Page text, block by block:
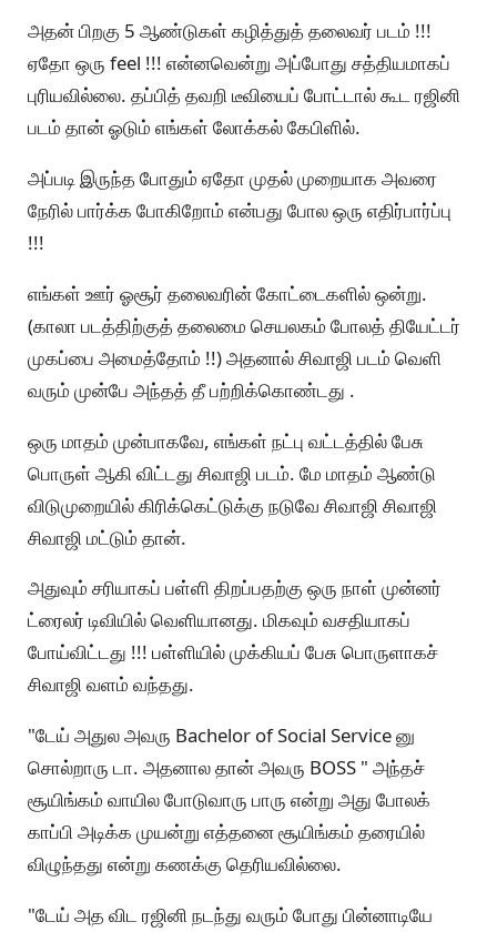
அதன் பிறகு 5 ஆண்டுகள் கழித்துத் தலைவர் படம் !!!
ஏதோ ஒரு feel !!! என்னவென்று அப்போது சத்தியமாகப்
புரியவில்லை. தப்பித் தவறி டீவியைப் போட்டால் கூட ரஜினி
படம் தான் ஓடும் எங்கள் லோக்கல் கேபிளில்.
அப்படி இருந்த போதும் ஏதோ முதல் முறையாக அவரை
நேரில் பார்க்க போகிறோம் என்பது போல ஒரு எதிர்பார்ப்பு
!!!
எங்கள் ஊர் ஓசூர் தலைவரின் கோட்டைகளில் ஒன்று.
(காலா படத்திற்குத் தலைமை செயலகம் போலத் தியேட்டர்
முகப்பை அமைத்தோம் !!) அதனால் சிவாஜி படம் வெளி
வரும் முன்பே அந்தத் தீ பற்றிக்கொண்டது .
ஒரு மாதம் முன்பாகவே, எங்கள் நட்பு வட்டத்தில் பேசு
பொருள் ஆகி விட்டது சிவாஜி படம். மே மாதம் ஆண்டு
விடுமுறையில் கிரிக்கெட்டுக்கு நடுவே சிவாஜி சிவாஜி
சிவாஜி மட்டும் தான்.
அதுவும் சரியாகப் பள்ளி திறப்பதற்கு ஒரு நாள் முன்னர்
ட்ரைலர் டிவியில் வெளியானது. மிகவும் வசதியாகப்
போய்விட்டது !!! பள்ளியில் முக்கியப் பேசு பொருளாகச்
சிவாஜி வளம் வந்தது.
"டேய் அதுல அவரு Bachelor of Social Service னு
சொல்றாரு டா. அதனால தான் அவரு BOSS " அந்தச்
சூயிங்கம் வாயில போடுவாரு பாரு என்று அது போலக்
காப்பி அடிக்க முயன்று எத்தனை சூயிங்கம் தரையில்
விழுந்தது என்று கணக்கு தெரியவில்லை.
"டேய் அத விட ரஜினி நடந்து வரும் போது பின்னாடியே